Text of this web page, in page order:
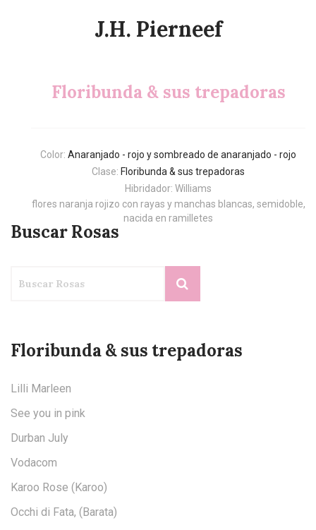
J.H. Pierneef
Floribunda & sus trepadoras
Color: Anaranjado - rojo y sombreado de anaranjado - rojo
Clase: Floribunda & sus trepadoras
Hibridador: Williams
flores naranja rojizo con rayas y manchas blancas, semidoble,
nacida en ramilletes
Buscar Rosas
Floribunda & sus trepadoras
Lilli Marleen
See you in pink
Durban July
Vodacom
Karoo Rose (Karoo)
Occhi di Fata, (Barata)